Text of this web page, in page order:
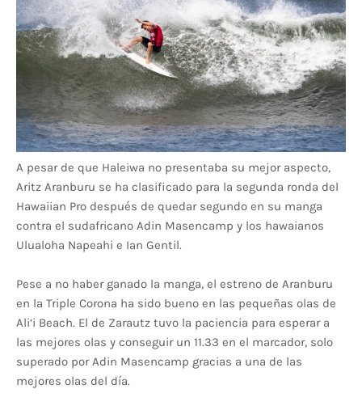
A pesar de que Haleiwa no presentaba su mejor aspecto,
Aritz Aranburu se ha clasificado para la segunda ronda del
Hawaiian Pro después de quedar segundo en su manga
contra el sudafricano Adin Masencamp y los hawaianos
Ulualoha Napeahi e Ian Gentil.
Pese a no haber ganado la manga, el estreno de Aranburu
en la Triple Corona ha sido bueno en las pequeñas olas de
Ali‘i Beach. El de Zarautz tuvo la paciencia para esperar a
las mejores olas y conseguir un 11.33 en el marcador, solo
superado por Adin Masencamp gracias a una de las
mejores olas del día.